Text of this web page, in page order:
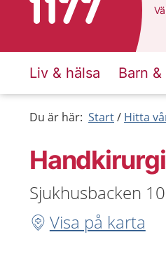
Till startsidan för 1177
Liv & hälsa Barn
Du är här: Start Hitta
Sjukhusbacken
Visa på karta